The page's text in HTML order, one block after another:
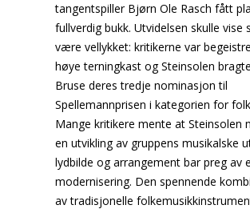
tangentspiller Bjørn Ole Rasch fått
fullverdig bukk. Utvidelsen skulle vise
være vellykket: kritikerne var
høye terningkast og Steinsolen
Bruse deres tredje nominasjon til
Spellemannprisen i kategorien for
Mange kritikere mente at Steinsolen
en utvikling av gruppens musikalske
lydbilde og arrangement bar preg av
modernisering. Den spennende
av tradisjonelle